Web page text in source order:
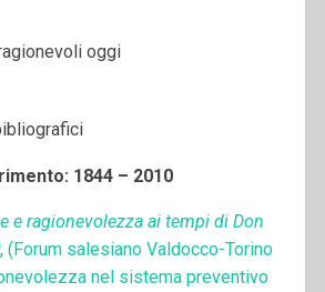
oggi
1844 – 2010
e ragionevolezza ai tempi di Don
, (Forum salesiano Valdocco-Torino
nel sistema preventivo